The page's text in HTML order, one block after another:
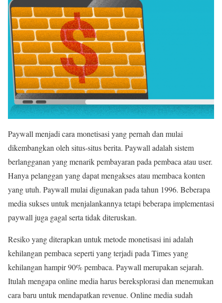
Paywall menjadi cara monetisasi yang pernah dan mulai
dikembangkan oleh situs-situs berita. Paywall adalah sistem
berlangganan yang menarik pembayaran pada pembaca atau user.
Hanya pelanggan yang dapat mengakses atau membaca konten
yang utuh. Paywall mulai digunakan pada tahun 1996. Beberapa
media sukses untuk menjalankannya tetapi beberapa implementasi
paywall juga gagal serta tidak diteruskan.
Resiko yang diterapkan untuk metode monetisasi ini adalah
kehilangan pembaca seperti yang terjadi pada Times yang
kehilangan hampir 90% pembaca. Paywall merupakan sejarah.
Itulah mengapa online media harus bereksplorasi dan menemukan
cara baru untuk mendapatkan revenue. Online media sudah